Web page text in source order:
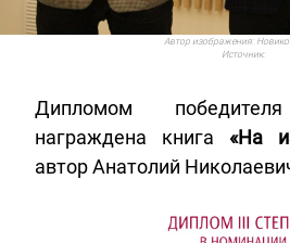
Автор изображения:
Источник:
Дипломом
награждена книга «На
автор Анатолий